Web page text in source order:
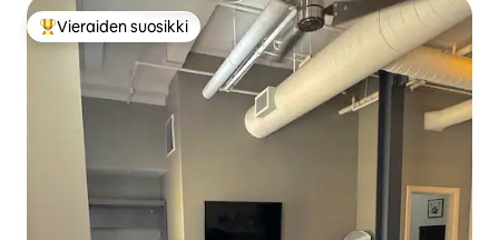
Vieraiden suosikkien parhaimmistoa
Vieraiden suosikki